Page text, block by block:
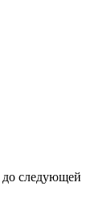
до следующей